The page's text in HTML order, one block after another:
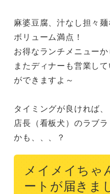
麻婆豆腐、汁なし担々
ボリューム満点！
お得なランチメニューか
またディナーも営業し
ができますよ～
タイミングが良ければ、
店長（看板犬）のラブ
かも、、、？
メイメイちゃ
ートが届きま